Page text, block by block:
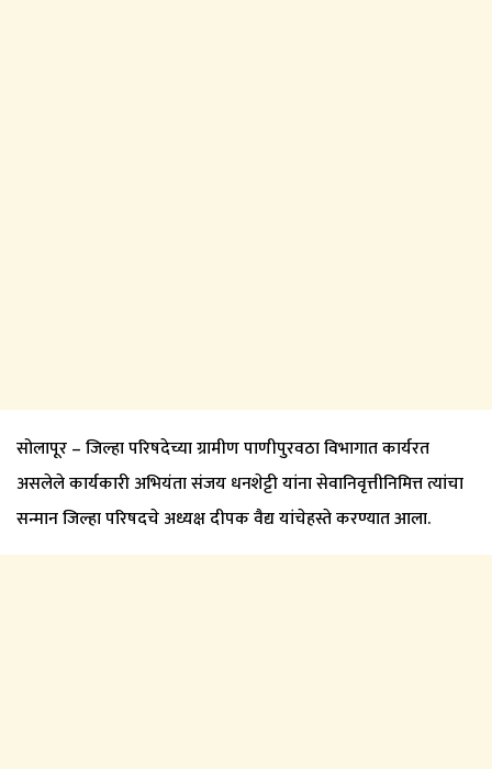
सोलापूर – जिल्हा परिषदेच्या ग्रामीण पाणीपुरवठा विभागात कार्यरत
असलेले कार्यकारी अभियंता संजय धनशेट्टी यांना सेवानिवृत्तीनिमित्त त्यांचा
सन्मान जिल्हा परिषदचे अध्यक्ष दीपक वैद्य यांचेहस्ते करण्यात आला.